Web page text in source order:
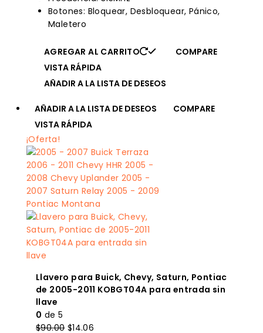
$135.97.$14.75.
Botones: Bloquear, Desbloquear, Pánico,
Maletero
AGREGAR AL CARRITO
COMPARE
VISTA RÁPIDA
AÑADIR A LA LISTA DE DESEOS
AÑADIR A LA LISTA DE DESEOS
COMPARE
VISTA RÁPIDA
¡Oferta!
Llavero para Buick, Chevy, Saturn, Pontiac
de 2005-2011 KOBGT04A para entrada sin
llave
0 de 5
$90.00 El
$14.06